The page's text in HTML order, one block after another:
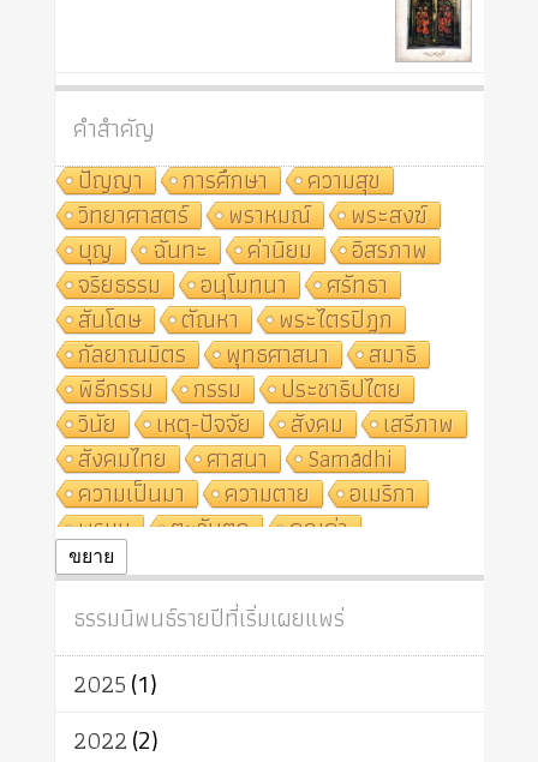
คำสำคัญ
ปัญญา
การศึกษา
ความสุข
วิทยาศาสตร์
พราหมณ์
พระสงฆ์
บุญ
ฉันทะ ค่านิยม
อิสรภาพ
จริยธรรม
อนุโมทนา
ศรัทธา
สันโดษ
ตัณหา
พระไตรปิฎก
กัลยาณมิตร
พุทธศาสนา
สมาธิ
พิธีกรรม
กรรม
ประชาธิปไตย
วินัย
เหตุ-ปัจจัย สังคม
เสรีภาพ
สังคมไทย
ศาสนา
Samādhi
ความเป็นมา
ความตาย
อเมริกา
พรหม
ตะวันตก
คุณค่า
ปฏิจจสมุปบาท
ศาสนาประจำชาติ
อินเดีย
ผู้บริโภค
ธรรมาธิปไตย
จักร
การแยกรัฐกับศาสนา
ธรรมชาติ
เทคโนโลยี
สิทธิ
พุทธบริษัท
ขยาย
ธรรมนิพนธ์รายปีที่เริ่มเผยแพร่
2025(1)
2022(2)